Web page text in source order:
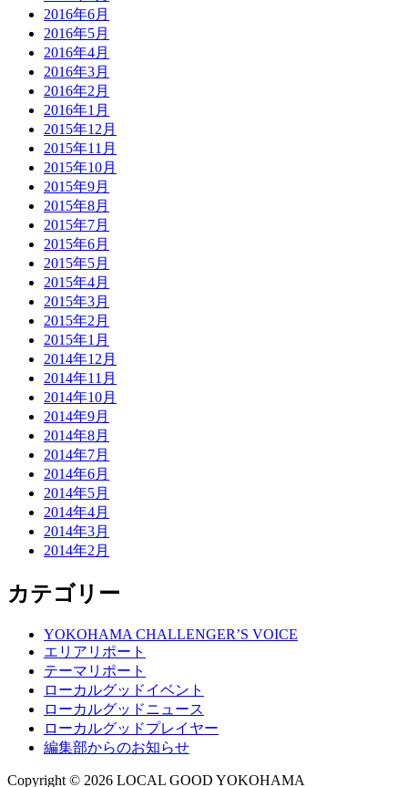
2016年6月
2016年5月
2016年4月
2016年3月
2016年2月
2016年1月
2015年12月
2015年11月
2015年10月
2015年9月
2015年8月
2015年7月
2015年6月
2015年5月
2015年4月
2015年3月
2015年2月
2015年1月
2014年12月
2014年11月
2014年10月
2014年9月
2014年8月
2014年7月
2014年6月
2014年5月
2014年4月
2014年3月
2014年2月
カテゴリー
YOKOHAMA CHALLENGER’S VOICE
エリアリポート
テーマリポート
ローカルグッドイベント
ローカルグッドニュース
ローカルグッドプレイヤー
編集部からのお知らせ
Copyright © 2026 LOCAL GOOD YOKOHAMA